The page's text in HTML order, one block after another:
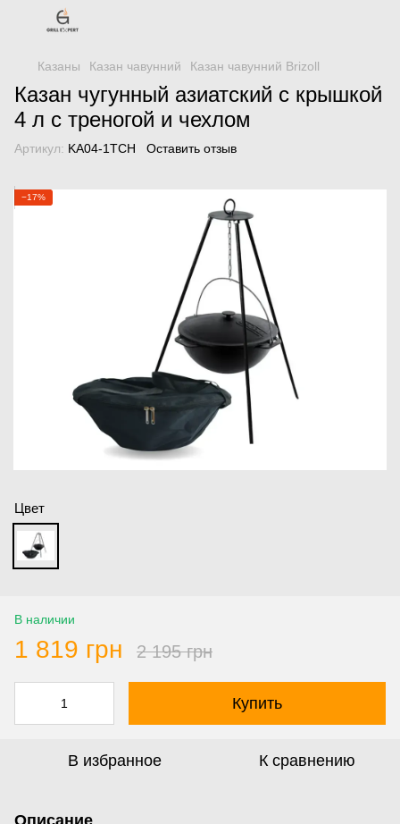
Казаны Казан чавунний Казан чавунний Brizoll
Казан чугунный азиатский с крышкой
4 л с треногой и чехлом
Артикул: KA04-1TCH Оставить отзыв
−17%
Цвет
В наличии
1 819 грн 2 195 грн
Купить
В избранное К сравнению
Описание